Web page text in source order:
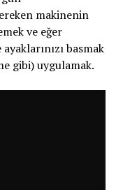
makinenin
ve eğer
basmak
gibi) uygulamak.